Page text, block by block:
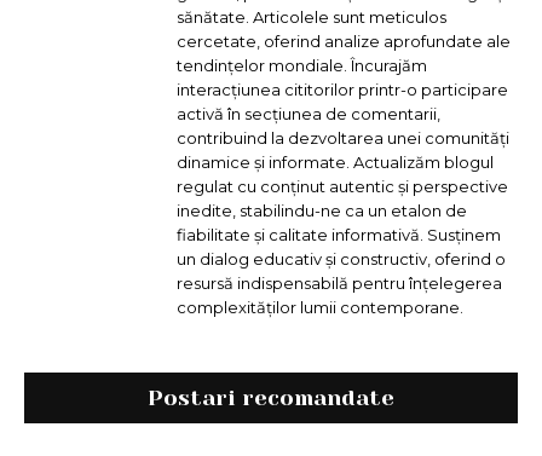
sănătate. Articolele sunt meticulos
cercetate, oferind analize aprofundate ale
tendințelor mondiale. Încurajăm
interacțiunea cititorilor printr-o participare
activă în secțiunea de comentarii,
contribuind la dezvoltarea unei comunități
dinamice și informate. Actualizăm blogul
regulat cu conținut autentic și perspective
inedite, stabilindu-ne ca un etalon de
fiabilitate și calitate informativă. Susținem
un dialog educativ și constructiv, oferind o
resursă indispensabilă pentru înțelegerea
complexităților lumii contemporane.
Postari recomandate